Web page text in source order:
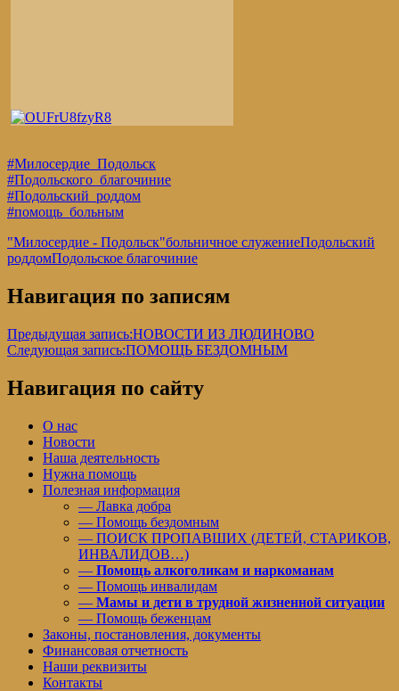
#Милосердие_Подольск
#Подольского_благочиние
#Подольский_роддом
#помощь_больным
"Милосердие - Подольск"больничное служениеПодольский
роддомПодольское благочиние
Навигация по записям
Предыдущая запись:НОВОСТИ ИЗ ЛЮДИНОВО
Следующая запись:ПОМОЩЬ БЕЗДОМНЫМ
Навигация по сайту
О нас
Новости
Наша деятельность
Нужна помощь
Полезная информация
— Лавка добра
— Помощь бездомным
— ПОИСК ПРОПАВШИХ (ДЕТЕЙ, СТАРИКОВ,
ИНВАЛИДОВ…)
— Помощь алкоголикам и наркоманам
— Помощь инвалидам
— Мамы и дети в трудной жизненной ситуации
— Помощь беженцам
Законы, постановления, документы
Финансовая отчетность
Наши реквизиты
Контакты